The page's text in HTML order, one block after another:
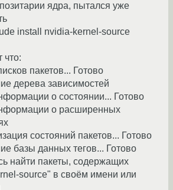
ядра, пытался уже
install nvidia-kernel-source
что:
пакетов... Готово
дерева зависимостей
о состоянии... Готово
о расширенных
состояний пакетов... Готово
базы данных тегов... Готово
найти пакеты, содержащих
source" в своём имени или